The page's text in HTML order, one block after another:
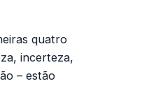
quatro
incerteza,
– estão